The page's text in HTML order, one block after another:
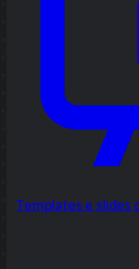
Templates e slides